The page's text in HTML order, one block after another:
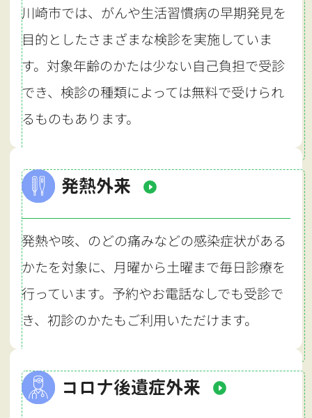
川崎市では、がんや生活習慣病の早期発見を
目的としたさまざまな検診を実施していま
す。対象年齢のかたは少ない自己負担で受診
でき、検診の種類によっては無料で受けられ
るものもあります。
発熱外来
発熱や咳、のどの痛みなどの感染症状がある
かたを対象に、月曜から土曜まで毎日診療を
行っています。予約やお電話なしでも受診で
き、初診のかたもご利用いただけます。
コロナ後遺症外来